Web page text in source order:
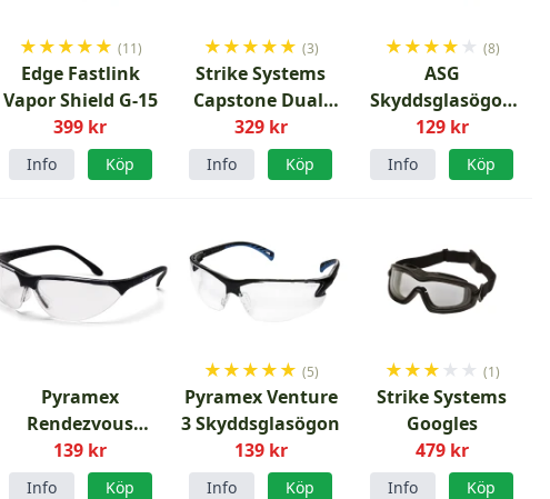
★★★★★ (11)
Edge Fastlink
Vapor Shield G-15
399 kr
Info Köp
★★★★★ (3)
Strike Systems
Capstone Dual-
Lens Googles
329 kr
Info Köp
★★★★ ★ (8)
ASG
Skyddsglasögon
Gul Lins
129 kr
Info Köp
Pyramex
Rendezvous
Skyddsglasögon
Klar Lins
139 kr
Info Köp
★★★★★ (5)
Pyramex Venture
3 Skyddsglasögon
139 kr
Info Köp
★★★ ★ ★ (1)
Strike Systems
Googles
479 kr
Info Köp